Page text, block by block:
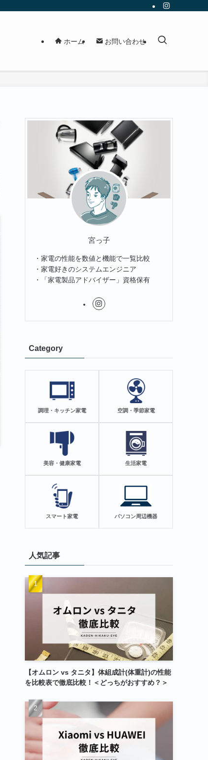
ホーム お問い合わせ
宮っ子
・家電の性能を数値と機能で一覧比較
・家電好きのシステムエンジニア
・「家電製品アドバイザー」資格保有
Category
調理・キッチン家電 空調・季節家電
美容・健康家電 生活家電
スマート家電 パソコン周辺機器
人気記事
【オムロン vs タニタ】体組成計(体重計)の性能
を比較表で徹底比較！＜どっちがおすすめ？＞